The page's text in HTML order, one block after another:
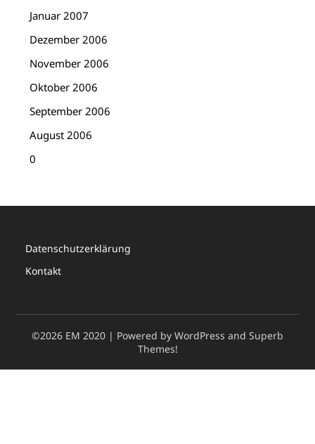
Januar 2007
Dezember 2006
November 2006
Oktober 2006
September 2006
August 2006
0
Datenschutzerklärung
Kontakt
©2026 EM 2020 | Powered by WordPress and Superb
Themes!